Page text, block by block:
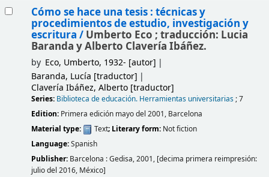
Cómo se hace una tesis : técnicas y
procedimientos de estudio, investigación y
escritura / Umberto Eco ; traducción: Lucia
Baranda y Alberto Clavería Ibáñez.
by Eco, Umberto, 1932- [autor]
Baranda, Lucía [traductor]
Clavería Ibáñez, Alberto[traductor]
Series: Biblioteca de educación. Herramientas universitarias; 7
Edition: Primera edición mayo del 2001, Barcelona
Material type:
Text; Literary form: Not fiction
Language:Spanish
Publisher: Barcelona :Gedisa,2001, [decima primera reimpresión:
julio del 2016, México]